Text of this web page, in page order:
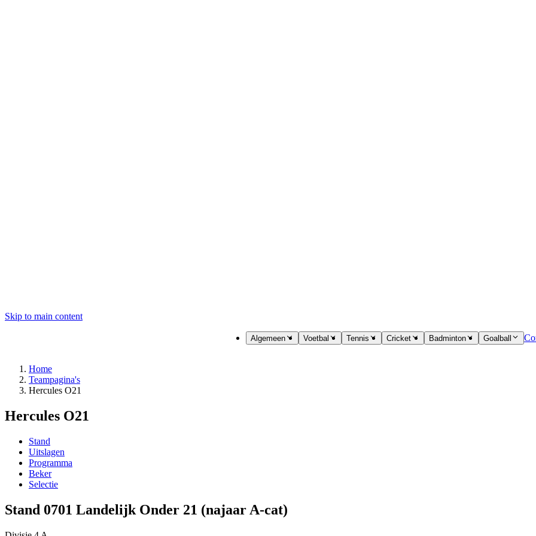
Skip to main content
Algemeen Voetbal Tennis Cricket Badminton Goalball
Home
Teampagina's
Hercules O21
Hercules O21
Stand
Uitslagen
Programma
Beker
Selectie
Stand 0701 Landelijk Onder 21 (najaar A-cat)